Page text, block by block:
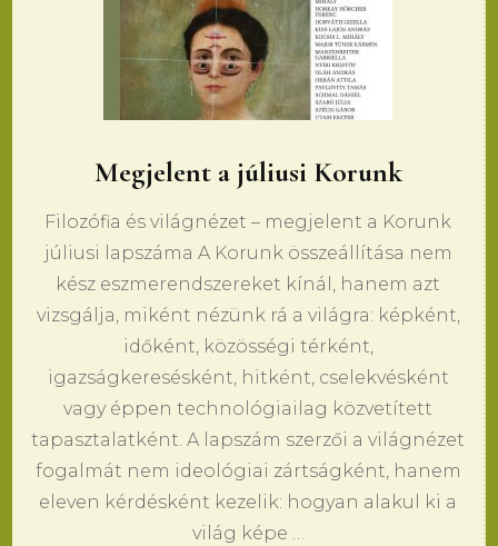
Megjelent a júliusi Korunk
Filozófia és világnézet – megjelent a Korunk
júliusi lapszáma A Korunk összeállítása nem
kész eszmerendszereket kínál, hanem azt
vizsgálja, miként nézünk rá a világra: képként,
időként, közösségi térként,
igazságkeresésként, hitként, cselekvésként
vagy éppen technológiailag közvetített
tapasztalatként. A lapszám szerzői a világnézet
fogalmát nem ideológiai zártságként, hanem
eleven kérdésként kezelik: hogyan alakul ki a
világ képe …